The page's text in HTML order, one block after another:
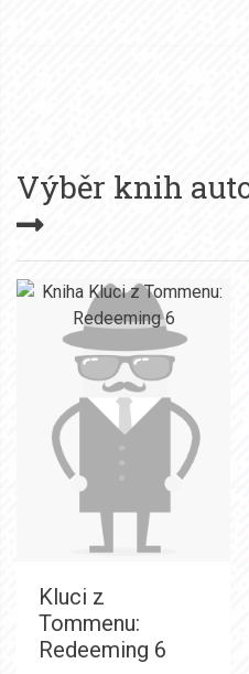
Výběr knih
Kluci z
Tommenu:
Redeeming 6